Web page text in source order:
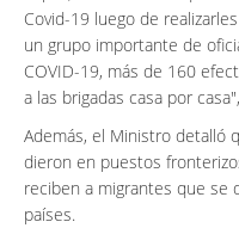
Covid-19 luego de
un grupo importante de
COVID-19, más de 160
a las brigadas casa por
Además, el Ministro detalló
dieron en puestos
reciben a migrantes que se
países.